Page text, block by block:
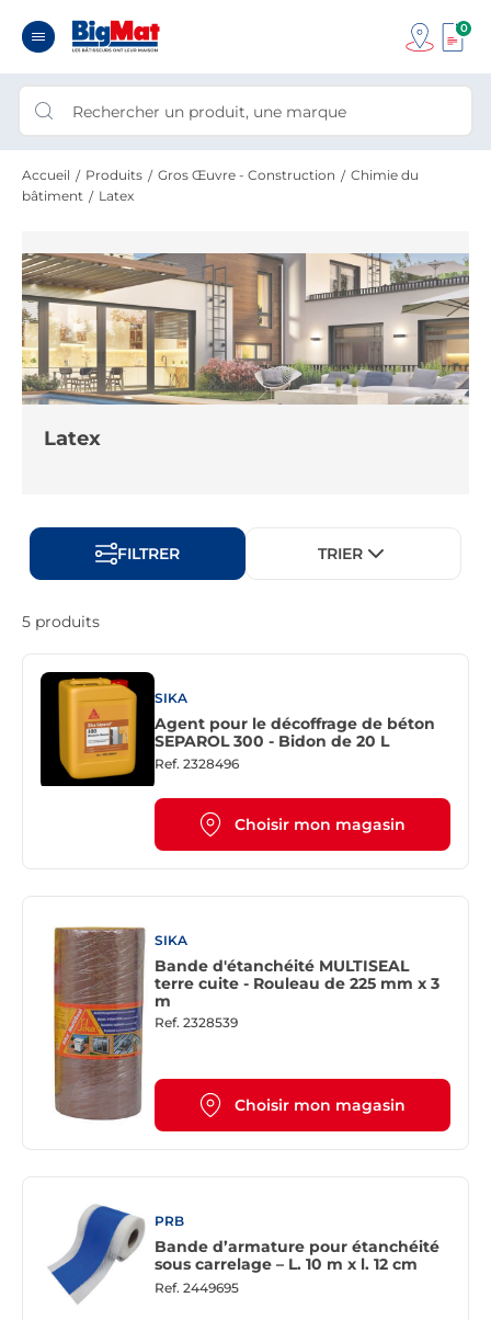
0
Accueil Produits Gros Œuvre - Construction
Chimie du
bâtiment
Latex
Latex
FILTRER TRIER
5 produits
SIKA
Agent pour le décoffrage de béton
SEPAROL 300 - Bidon de 20 L
Ref. 2328496
Choisir mon magasin
SIKA
Bande d'étanchéité MULTISEAL
terre cuite - Rouleau de 225 mm x 3
m
Ref. 2328539
Choisir mon magasin
PRB
Bande d’armature pour étanchéité
sous carrelage – L. 10 m x l. 12 cm
Ref. 2449695